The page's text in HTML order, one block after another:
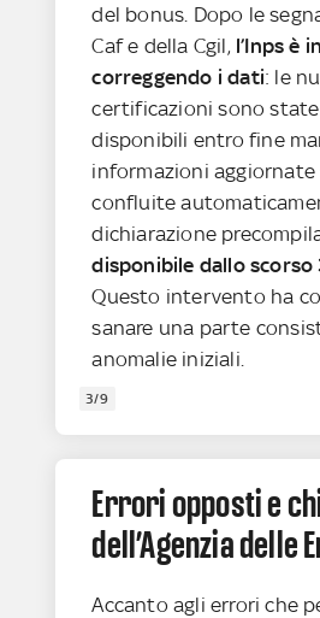
del bonus. Dopo le
Caf e della Cgil, l’Inps è
correggendo i dati: le
certificazioni sono state
disponibili entro fine
informazioni aggiornate
confluite
dichiarazione
disponibile dallo scorso
Questo intervento ha
sanare una parte
anomalie iniziali.
3/9
Errori opposti e
dell’Agenzia delle
Accanto agli errori che